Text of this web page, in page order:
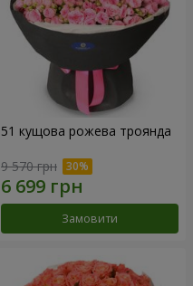
51 кущова рожева троянда
9 570 грн
Замовити